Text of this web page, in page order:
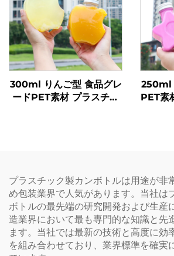
300ml りんご型 食品グレ
ードPET素材 プラスチッ
250ml
PET素
プラスチック製カンボトルは用途が非
め包装業界で人気があります。当社は
ボトルの最先端の研究開発および生産
造業界において最も専門的な知識と先
ます。当社では最新の技術と高度に効
を組み合わせており、業界標準を確実